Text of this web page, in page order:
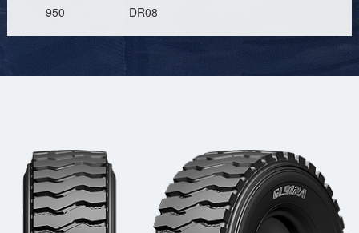
950 DR08